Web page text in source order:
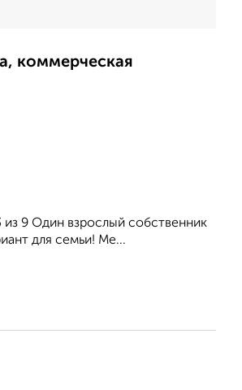
коммерческая
9 Один взрослый собственник
для семьи! Ме...